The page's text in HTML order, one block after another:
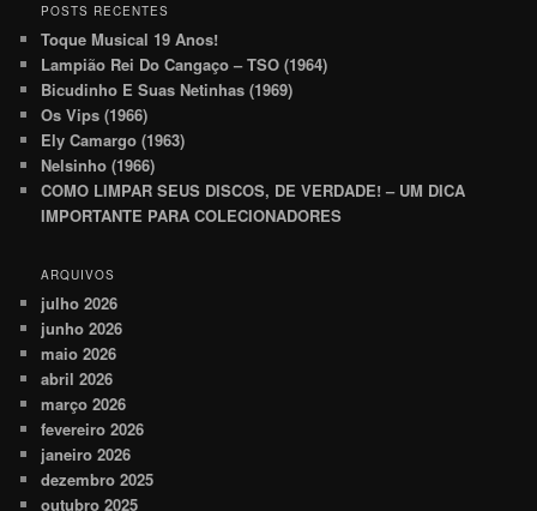
POSTS RECENTES
Toque Musical 19 Anos!
Lampião Rei Do Cangaço – TSO (1964)
Bicudinho E Suas Netinhas (1969)
Os Vips (1966)
Ely Camargo (1963)
Nelsinho (1966)
COMO LIMPAR SEUS DISCOS, DE VERDADE! – UM DICA
IMPORTANTE PARA COLECIONADORES
ARQUIVOS
julho 2026
junho 2026
maio 2026
abril 2026
março 2026
fevereiro 2026
janeiro 2026
dezembro 2025
outubro 2025